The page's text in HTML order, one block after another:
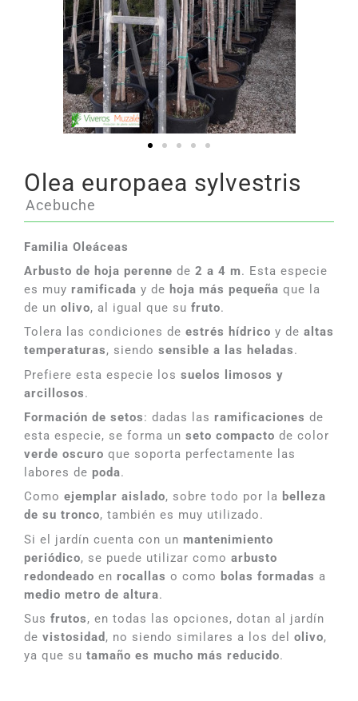
Olea europaea sylvestris
Acebuche
Familia Oleáceas
Arbusto de hoja perenne de 2 a 4 m. Esta especie
es muy ramificada y de hoja más pequeña que la
de un olivo, al igual que su fruto.
Tolera las condiciones de estrés hídrico y de altas
temperaturas, siendo sensible a las heladas.
Prefiere esta especie los suelos limosos y
arcillosos.
Formación de setos: dadas las ramificaciones de
esta especie, se forma un seto compacto de color
verde oscuro que soporta perfectamente las
labores de poda.
Como ejemplar aislado, sobre todo por la belleza
de su tronco, también es muy utilizado.
Si el jardín cuenta con un mantenimiento
periódico, se puede utilizar como arbusto
redondeado en rocallas o como bolas formadas a
medio metro de altura.
Sus frutos, en todas las opciones, dotan al jardín
de vistosidad , no siendo similares a los del olivo,
ya que su tamaño es mucho más reducido.